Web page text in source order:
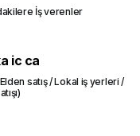
İş verenler
ic ca
satış / Lokal iş yerleri /